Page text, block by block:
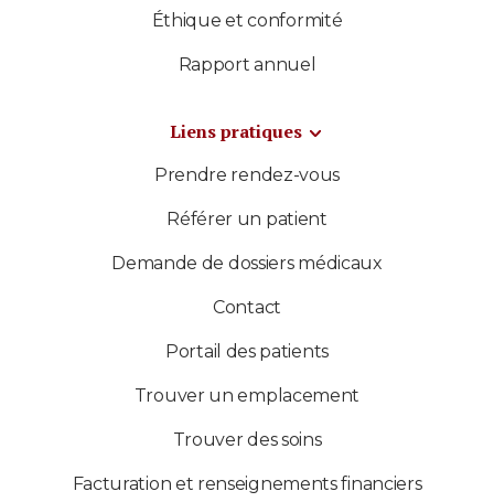
Éthique et conformité
Rapport annuel
Liens pratiques
Prendre rendez-vous
Référer un patient
Demande de dossiers médicaux
Contact
Portail des patients
Trouver un emplacement
Trouver des soins
Facturation et renseignements financiers